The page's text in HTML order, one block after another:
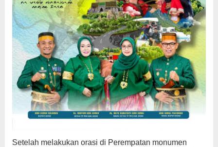
Setelah melakukan orasi di Perempatan monumen